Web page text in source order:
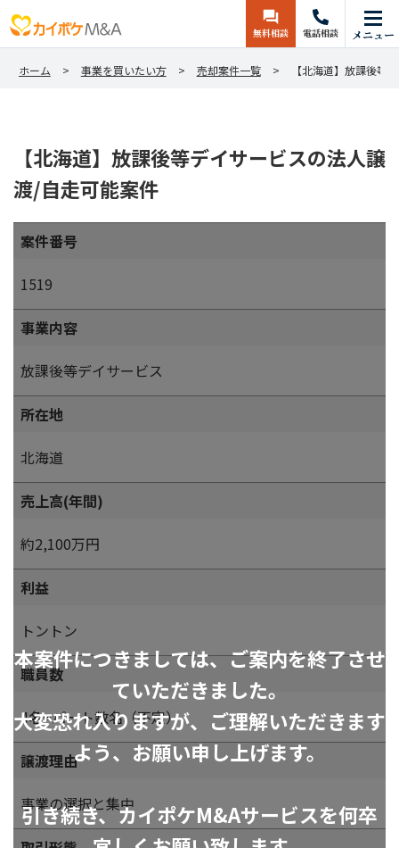
無料相談 電話相談 メニュー
ホーム 事業を買いたい方 売却案件一覧 【北海道】放課後等
【北海道】放課後等デイサービスの法人譲
渡/自走可能案件
本案件につきましては、ご案内を終了させ
ていただきました。
大変恐れ入りますが、ご理解いただきます
よう、お願い申し上げます。
引き続き、カイポケM&Aサービスを何卒
案件番号
1519
事業内容
放課後等デイサービス
所在地
北海道
売上高(年間)
約2,100万円
利益
トントン
職員数
4名+パート数名（不定）
譲渡理由
事業の選択と集中